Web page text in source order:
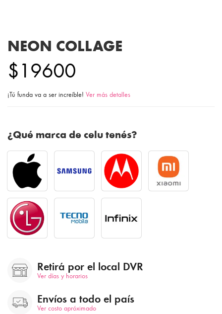
NEON COLLAGE
$19600
¡Tú funda va a ser increíble! Ver más detalles
¿Qué marca de celu tenés?
Retirá por el local DVR
Ver días y horarios
Envíos a todo el país
Ver costo apróximado